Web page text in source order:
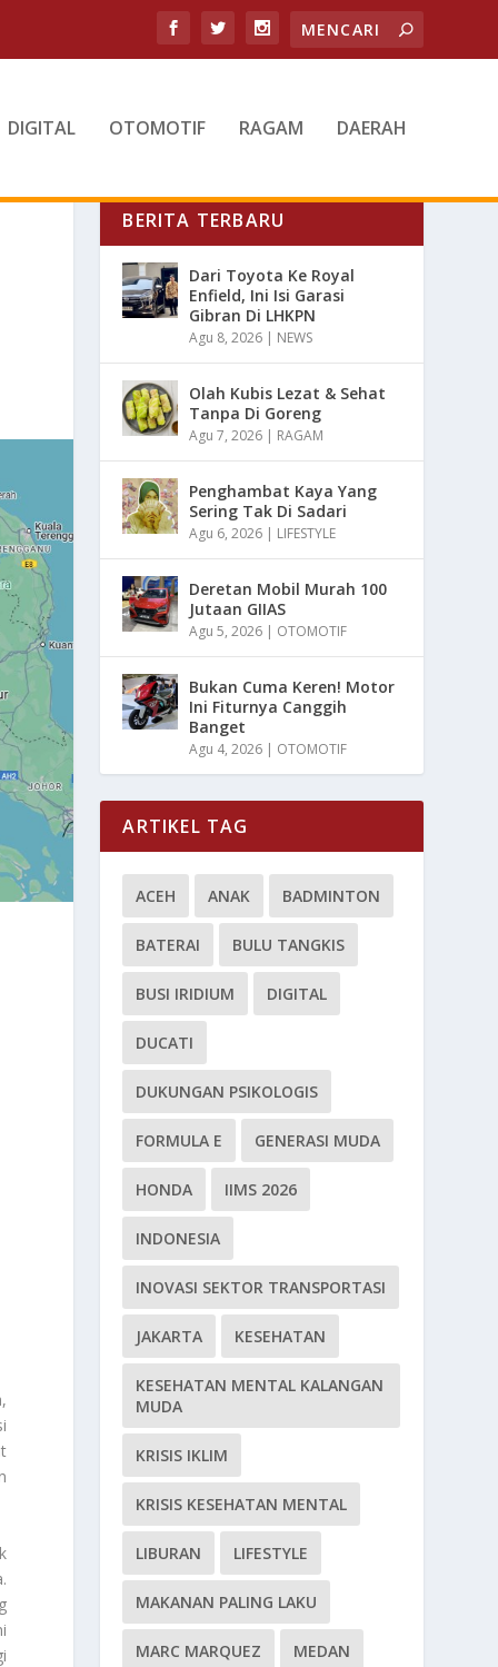
DIGITAL OTOMOTIF RAGAM DAERAH
BERITA TERBARU
Dari Toyota Ke Royal
Enfield, Ini Isi Garasi
Gibran Di LHKPN
Agu 8, 2026 | NEWS
Olah Kubis Lezat & Sehat
Tanpa Di Goreng
Agu 7, 2026 | RAGAM
Penghambat Kaya Yang
Sering Tak Di Sadari
Agu 6, 2026 | LIFESTYLE
Deretan Mobil Murah 100
Jutaan GIIAS
Agu 5, 2026 | OTOMOTIF
Bukan Cuma Keren! Motor
Ini Fiturnya Canggih
Banget
Agu 4, 2026 | OTOMOTIF
ARTIKEL TAG
ACEH ANAK BADMINTON
BATERAI BULU TANGKIS
BUSI IRIDIUM DIGITAL
DUCATI
DUKUNGAN PSIKOLOGIS
FORMULA E GENERASI MUDA
HONDA IIMS 2026
INDONESIA
INOVASI SEKTOR TRANSPORTASI
JAKARTA KESEHATAN
KESEHATAN MENTAL KALANGAN
MUDA
KRISIS IKLIM
KRISIS KESEHATAN MENTAL
LIBURAN LIFESTYLE
MAKANAN PALING LAKU
MARC MARQUEZ MEDAN